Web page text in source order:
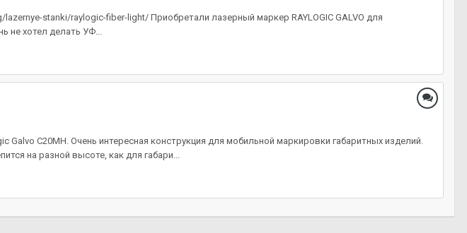
stanki/raylogic-fiber-light/ Приобретали лазерный маркер RAYLOGIC GALVO для
не хотел делать УФ...
C20MH. Очень интересная конструкция для мобильной маркировки габаритных изделий.
на разной высоте, как для габари...